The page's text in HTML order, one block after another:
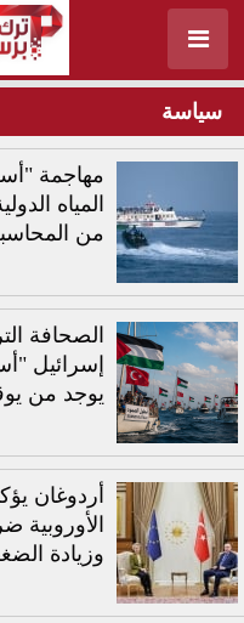
سياسة
مهاجمة
المياه
من
الصحافة
إسرائيل
يوجد من
أردوغان
وزيادة